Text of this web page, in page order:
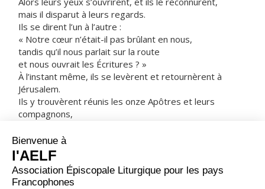
mais il disparut à leurs regards.
Ils se dirent l’un à l’autre :
« Notre cœur n’était-il pas brûlant en nous,
tandis qu’il nous parlait sur la route
et nous ouvrait les Écritures ? »
À l’instant même, ils se levèrent et retournèrent à
Jérusalem.
Ils y trouvèrent réunis les onze Apôtres et leurs
compagnons,
« Le Seigneur est réellement ressuscité :
il est apparu à Simon-Pierre. »
À leur tour, ils racontaient ce qui s’était passé sur la
route,